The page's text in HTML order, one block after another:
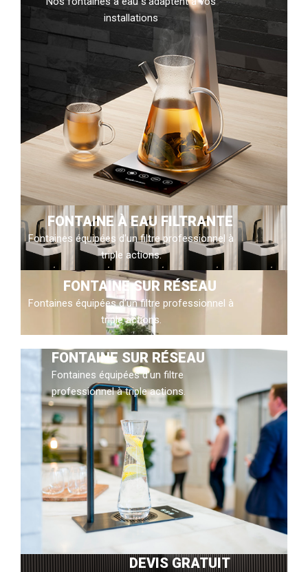
installations
FONTAINE À EAU FILTRANTE
Fontaines équipées d’un filtre professionnel à
triple actions.
FONTAINE SUR RÉSEAU
Fontaines équipées d’un filtre professionnel à
triple actions.
FONTAINE SUR RÉSEAU
Fontaines équipées d’un filtre
professionnel à triple actions.
DEVIS GRATUIT